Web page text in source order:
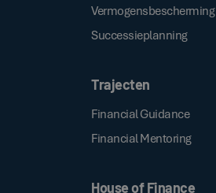
Vermogensbescherming
Successieplanning
Trajecten
Financial Guidance
Financial Mentoring
House of Finance